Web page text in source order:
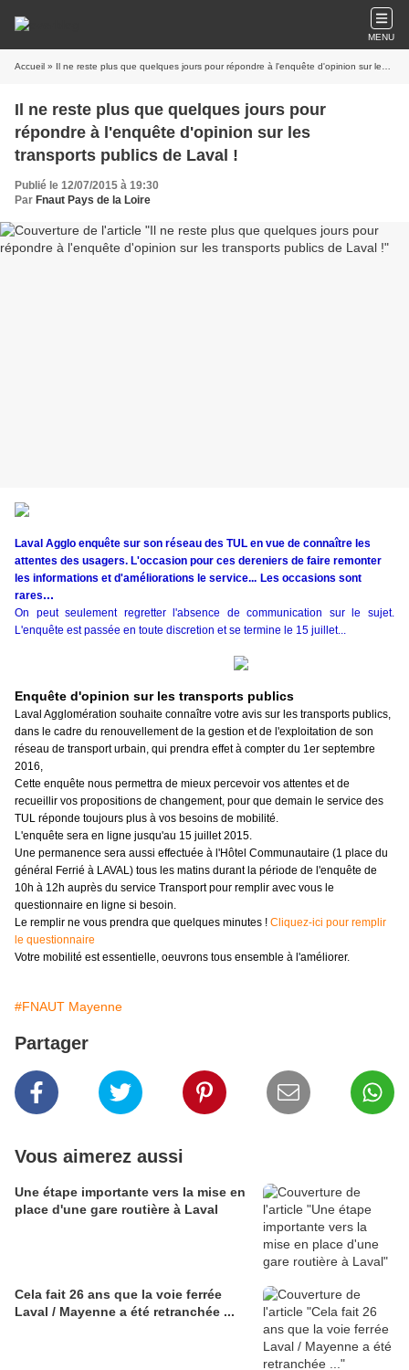
MENU
Accueil » Il ne reste plus que quelques jours pour répondre à l'enquête d'opinion sur les transports publics de Laval !
Il ne reste plus que quelques jours pour
répondre à l'enquête d'opinion sur les
transports publics de Laval !
Publié le 12/07/2015 à 19:30
Par Fnaut Pays de la Loire
Laval Agglo enquête sur son réseau des TUL en vue de connaître les
attentes des usagers. L'occasion pour ces dereniers de faire remonter
les informations et d'améliorations le service... Les occasions sont
rares...
On peut seulement regretter l'absence de communication sur le sujet.
L'enquête est passée en toute discretion et se termine le 15 juillet...
Enquête d'opinion sur les transports publics
Laval Agglomération souhaite connaître votre avis sur les transports publics,
dans le cadre du renouvellement de la gestion et de l'exploitation de son
réseau de transport urbain, qui prendra effet à compter du 1er septembre
2016,
Cette enquête nous permettra de mieux percevoir vos attentes et de
recueillir vos propositions de changement, pour que demain le service des
TUL réponde toujours plus à vos besoins de mobilité.
L'enquête sera en ligne jusqu'au 15 juillet 2015.
Une permanence sera aussi effectuée à l'Hôtel Communautaire (1 place du
général Ferrié à LAVAL) tous les matins durant la période de l'enquête de
10h à 12h auprès du service Transport pour remplir avec vous le
questionnaire en ligne si besoin.
Le remplir ne vous prendra que quelques minutes ! Cliquez-ici pour remplir
le questionnaire
Votre mobilité est essentielle, oeuvrons tous ensemble à l'améliorer.
#FNAUT Mayenne
Partager
Vous aimerez aussi
Une étape importante vers la mise en
place d'une gare routière à Laval
Cela fait 26 ans que la voie ferrée
Laval / Mayenne a été retranchée ...